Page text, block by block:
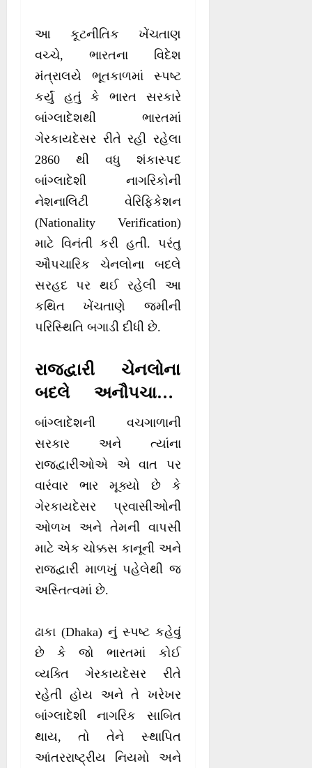
આ કૂટનીતિક ખેંચતાણ
વચ્ચે, ભારતના વિદેશ
મંત્રાલયે ભૂતકાળમાં સ્પષ્ટ
કર્યું હતું કે ભારત સરકારે
બાંગ્લાદેશથી ભારતમાં
ગેરકાયદેસર રીતે રહી રહેલા
2860 થી વધુ શંકાસ્પદ
બાંગ્લાદેશી નાગરિકોની
નેશનાલિટી વેરિફિકેશન
(Nationality Verification)
માટે વિનંતી કરી હતી. પરંતુ
ઔપચારિક ચેનલોના બદલે
સરહદ પર થઈ રહેલી આ
કથિત ખેંચતાણે જમીની
પરિસ્થિતિ બગાડી દીધી છે.
રાજદ્વારી ચેનલોના
બદલે અનૌપચારિક
પદ્ધતિઓ સામે
ઢાકાનો વાંધો
બાંગ્લાદેશની વચગાળાની
સરકાર અને ત્યાંના
રાજદ્વારીઓએ એ વાત પર
વારંવાર ભાર મૂક્યો છે કે
ગેરકાયદેસર પ્રવાસીઓની
ઓળખ અને તેમની વાપસી
માટે એક ચોક્કસ કાનૂની અને
રાજદ્વારી માળખું પહેલેથી જ
અસ્તિત્વમાં છે.
ઢાકા (Dhaka) નું સ્પષ્ટ કહેવું
છે કે જો ભારતમાં કોઈ
વ્યક્તિ ગેરકાયદેસર રીતે
રહેતી હોય અને તે ખરેખર
બાંગ્લાદેશી નાગરિક સાબિત
થાય, તો તેને સ્થાપિત
આંતરરાષ્ટ્રીય નિયમો અને